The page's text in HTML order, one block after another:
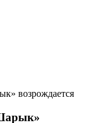
возрождается